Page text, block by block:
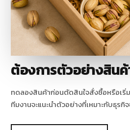
ต้องการตัวอย่างสินค้
ทดลองสินค้าก่อนตัดสินใจสั่งซื้อหรือเริ่ม
ทีมงานจะแนะนำตัวอย่างที่เหมาะกับธุร